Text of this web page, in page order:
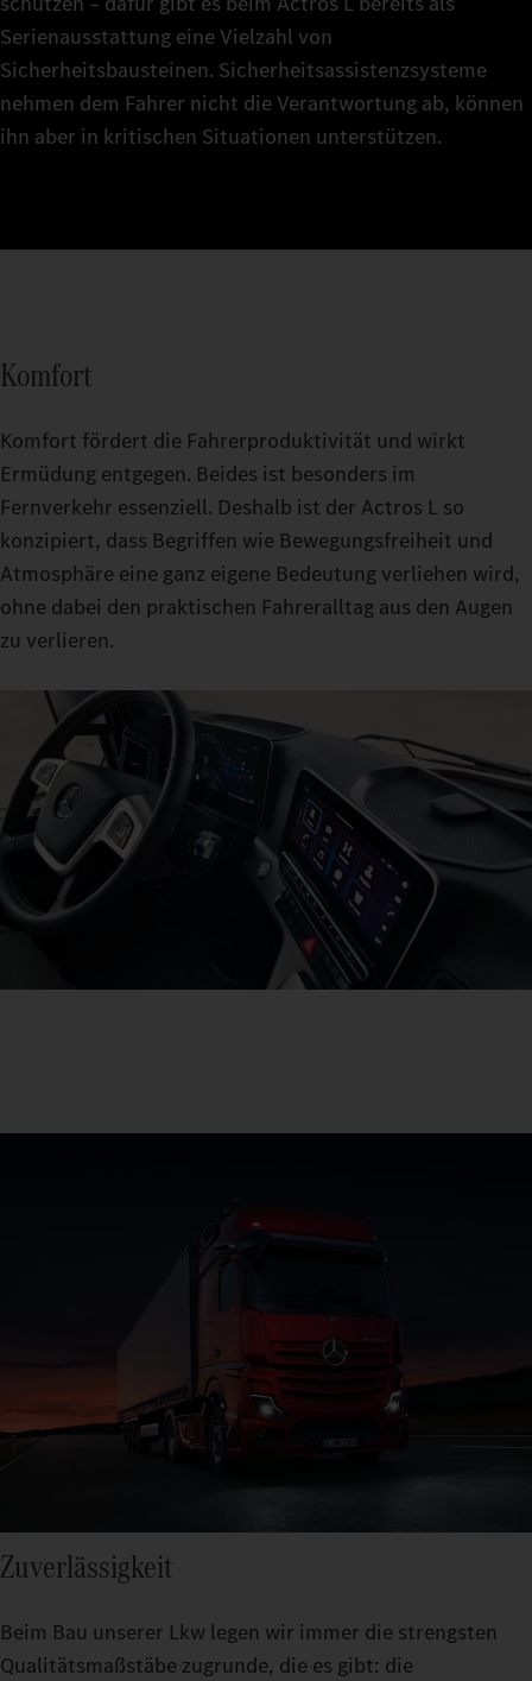
Serienausstattung eine Vielzahl von
Sicherheitsbausteinen. Sicherheitsassistenzsysteme
nehmen dem Fahrer nicht die Verantwortung ab, können
ihn aber in kritischen Situationen unterstützen.
Komfort
Komfort fördert die Fahrerproduktivität und wirkt
Ermüdung entgegen. Beides ist besonders im
Fernverkehr essenziell. Deshalb ist der Actros L so
konzipiert, dass Begriffen wie Bewegungsfreiheit und
Atmosphäre eine ganz eigene Bedeutung verliehen wird,
ohne dabei den praktischen Fahreralltag aus den Augen
zu verlieren.
Zuverlässigkeit
Beim Bau unserer Lkw legen wir immer die strengsten
Qualitätsmaßstäbe zugrunde, die es gibt: die